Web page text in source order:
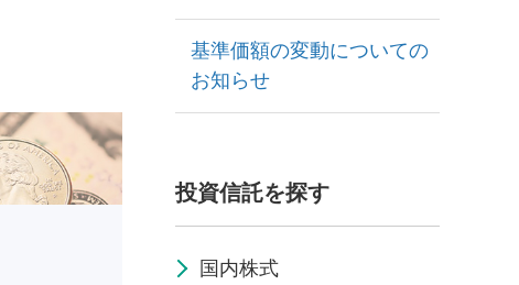
基準価額の変動についての
お知らせ
投資信託を探す
国内株式